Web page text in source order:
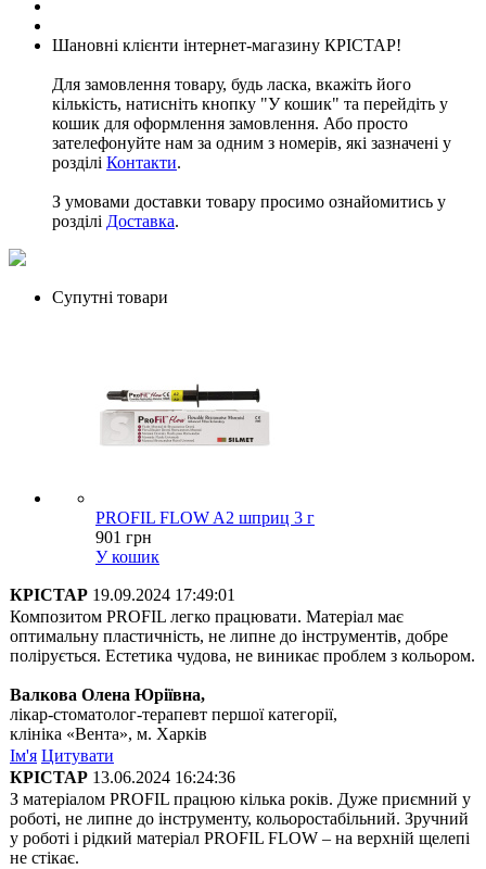
Шановні клієнти інтернет-магазину КРІСТАР!
Для замовлення товару, будь ласка, вкажіть його
кількість, натисніть кнопку "У кошик" та перейдіть у
кошик для оформлення замовлення. Або просто
зателефонуйте нам за одним з номерів, які зазначені у
розділі Контакти.
З умовами доставки товару просимо ознайомитись у
розділі Доставка.
Супутні товари
PROFIL FLOW A2 шприц 3 г
901 грн
У кошик
КРІСТАР 19.09.2024 17:49:01
Композитом PROFІL легко працювати. Матеріал має
оптимальну пластичність, не липне до інструментів, добре
полірується. Естетика чудова, не виникає проблем з кольором.
Валкова Олена Юріївна,
лікар-стоматолог-терапевт першої категорії,
клініка «Вента», м. Харків
Ім'я Цитувати
КРІСТАР 13.06.2024 16:24:36
З матеріалом PROFIL працюю кілька років. Дуже приємний у
роботі, не липне до інструменту, кольоростабільний. Зручний
у роботі і рідкий матеріал PROFIL FLOW – на верхній щелепі
не стікає.